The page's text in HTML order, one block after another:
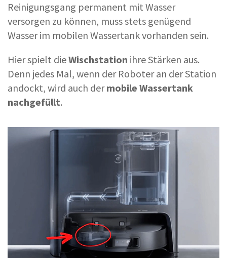
Reinigungsgang permanent mit Wasser
versorgen zu können, muss stets genügend
Wasser im mobilen Wassertank vorhanden sein.
Hier spielt dieWischstation ihre Stärken aus.
Denn jedes Mal, wenn der Roboter an der Station
andockt, wird auch dermobile Wassertank
nachgefüllt.